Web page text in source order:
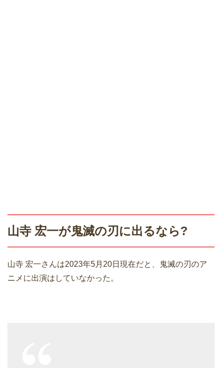
山寺 宏一が鬼滅の刃に出るなら?
山寺 宏一さんは2023年5月20日現在だと、鬼滅の刃のア
ニメに出演はしていなかった。